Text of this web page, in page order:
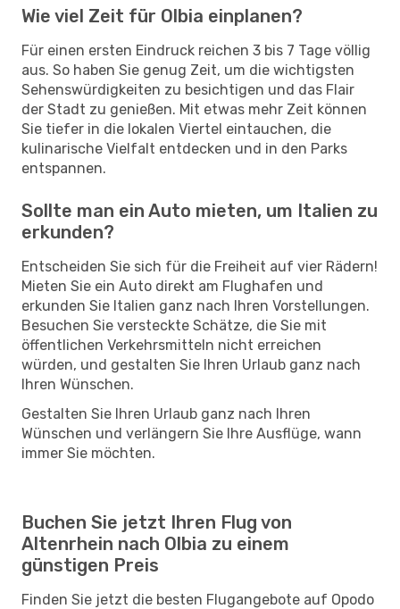
Wie viel Zeit für Olbia einplanen?
Für einen ersten Eindruck reichen 3 bis 7 Tage völlig
aus. So haben Sie genug Zeit, um die wichtigsten
Sehenswürdigkeiten zu besichtigen und das Flair
der Stadt zu genießen. Mit etwas mehr Zeit können
Sie tiefer in die lokalen Viertel eintauchen, die
kulinarische Vielfalt entdecken und in den Parks
entspannen.
Sollte man ein Auto mieten, um Italien zu
erkunden?
Entscheiden Sie sich für die Freiheit auf vier Rädern!
Mieten Sie ein Auto direkt am Flughafen und
erkunden Sie Italien ganz nach Ihren Vorstellungen.
Besuchen Sie versteckte Schätze, die Sie mit
öffentlichen Verkehrsmitteln nicht erreichen
würden, und gestalten Sie Ihren Urlaub ganz nach
Ihren Wünschen.
Gestalten Sie Ihren Urlaub ganz nach Ihren
Wünschen und verlängern Sie Ihre Ausflüge, wann
immer Sie möchten.
Buchen Sie jetzt Ihren Flug von
Altenrhein nach Olbia zu einem
günstigen Preis
Finden Sie jetzt die besten Flugangebote auf Opodo